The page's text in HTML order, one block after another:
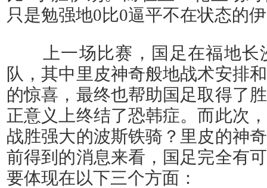
只是勉强地0比0逼平不在状态的
上一场比赛，国足在福地长
队，其中里皮神奇般地战术安排
的惊喜，最终也帮助国足取得了
正意义上终结了恐韩症。而此次
战胜强大的波斯铁骑？里皮的神
前得到的消息来看，国足完全有
要体现在以下三个方面：